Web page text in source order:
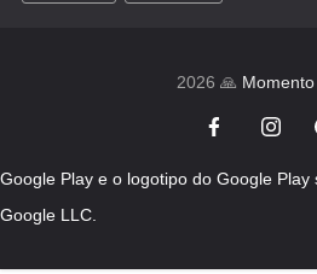
2026 🙏
Google Play e o logotipo do Google
Google LLC.